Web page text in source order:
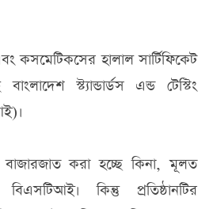
কসমেটিকসের হালাল সার্টিফিকেট
স্ট্যান্ডার্ডস এন্ড টেস্টিং
করা হচ্ছে কিনা, মূলত
কিন্তু প্রতিষ্ঠানটির